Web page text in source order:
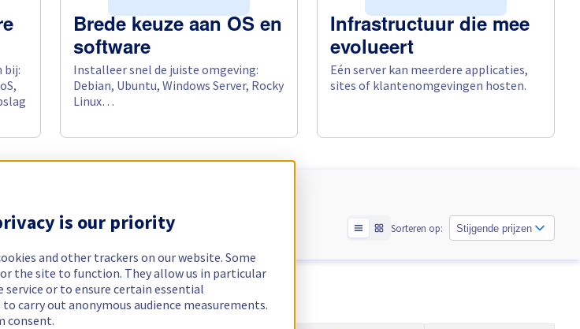
bij:
Brede keuze aan OS en
software
Installeer snel de juiste omgeving:
Debian, Ubuntu, Windows Server, Rocky
Linux…
Infrastructuur die mee
evolueert
Eén server kan meerdere applicaties,
sites of klantenomgevingen hosten.
Sorteren op: Stijgende prijzen
Ontdek de KS-reeks →
is our priority
and other trackers on our website. Some
the site to function. They allow us in particular
or to ensure certain essential
carry out anonymous audience measurements.
consent.